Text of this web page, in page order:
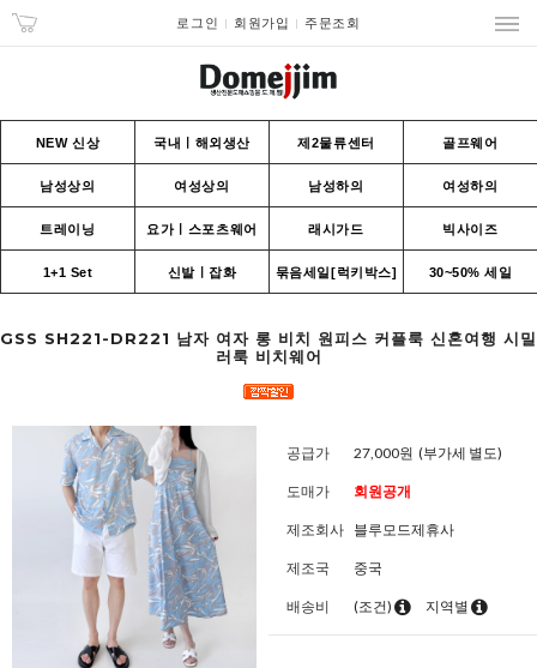
로그인 회원가입 주문조회
NEW 신상 국내ㅣ해외생산 제2물류센터 골프웨어
남성상의 여성상의 남성하의 여성하의
트레이닝 요가ㅣ스포츠웨어 래시가드 빅사이즈
1+1 Set 신발ㅣ잡화 묶음세일[럭키박스] 30~50% 세일
GSS SH221-DR221 남자 여자 롱 비치 원피스 커플룩 신혼여행 시밀
러룩 비치웨어
공급가 27,000원 (부가세 별도)
도매가 회원공개
제조회사 블루모드제휴사
제조국 중국
배송비 (조건) 지역별